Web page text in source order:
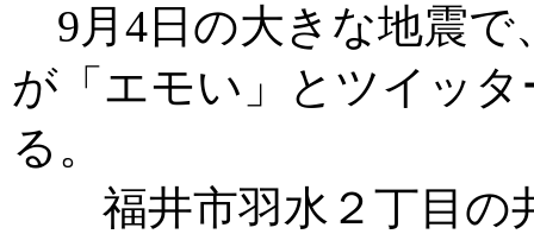
9月4日の大きな地震で
が「エモい」とツイッ
る。
福井市羽水２丁目の